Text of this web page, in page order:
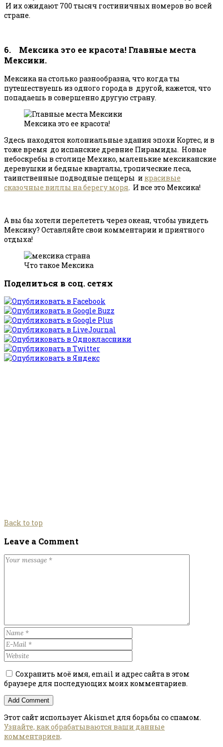
И их ожидают 700 тысяч гостиничных номеров во всей
стране.
6. Мексика это ее красота! Главные места
Мексики.
Мексика на столько разнообразна, что когда ты
путешествуешь из одного города в другой, кажется, что
попадаешь в совершенно другую страну.
Мексика это ее красота!
Здесь находятся колониальные здания эпохи Кортес, и в
тоже время до испанские древние Пирамиды. Новые
небоскребы в столице Мехико, маленькие мексиканские
деревушки и бедные кварталы, тропические леса,
таинственные подводные пещеры и красивые
сказочные виллы на берегу моря. И все это Мексика!
А вы бы хотели перелететь через океан, чтобы увидеть
Мексику? Оставляйте свои комментарии и приятного
отдыха!
Что такое Мексика
Поделиться в соц. сетях
Back to top
Leave a Comment
Сохранить моё имя, email и адрес сайта в этом
браузере для последующих моих комментариев.
Этот сайт использует Akismet для борьбы со спамом.
Узнайте, как обрабатываются ваши данные
комментариев.